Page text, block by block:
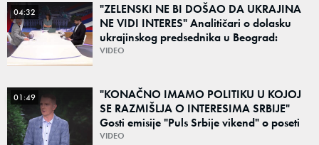
04:32
"ZELENSKI NE BI DOŠAO DA UKRAJINA
NE VIDI INTERES" Analitičari o dolasku
ukrajinskog predsednika u Beograd:
"Srbija može da razgovara sa svima"
VIDEO
01:49
"KONAČNO IMAMO POLITIKU U KOJOJ
SE RAZMIŠLJA O INTERESIMA SRBIJE"
Gosti emisije "Puls Srbije vikend" o poseti
Zelenskog Beogradu: "Otvaraju se nova
VIDEO